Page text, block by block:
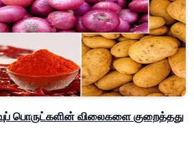
பொருட்களின் விலைகளை குறைத்தது